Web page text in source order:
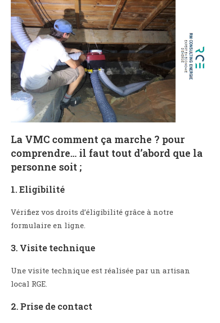
La VMC comment ça marche ? pour
comprendre… il faut tout d’abord que la
personne soit ;
1. Eligibilité
Vérifiez vos droits d’éligibilité grâce à notre
formulaire en ligne.​
3. Visite technique
Une visite technique est réalisée par un artisan
local RGE.
2. Prise de contact